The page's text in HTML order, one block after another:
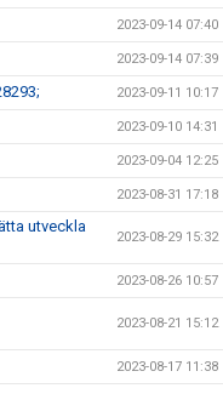
2023-09-14 07:40
2023-09-14 07:39
2023-09-11 10:17
2023-09-10 14:31
2023-09-04 12:25
2023-08-31 17:18
utveckla
2023-08-29 15:32
2023-08-26 10:57
2023-08-21 15:12
2023-08-17 11:38